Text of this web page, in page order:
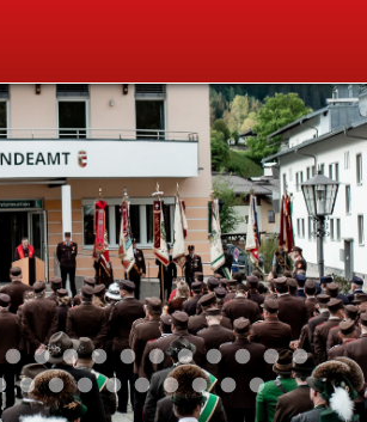
044
Aktuell 043
Aktuell 041
Aktuell 042
Aktuell 035
Aktuell 031
Aktuell 032
Aktuell 033
Aktuell 029
Aktuell 027
Aktuell 026
Start
019
Auto 010Start 010
Start 002Auto 002Auto 009Auto 006
Start 008Start 005Start 003
Start 006